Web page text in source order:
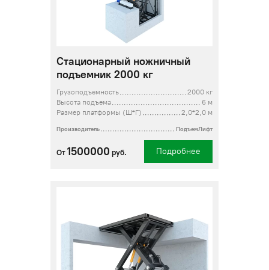
Стационарный ножничный
подъемник 2000 кг
Грузоподъемность
2000 кг
Высота подъема
6 м
Размер платформы (Ш*Г)
2,0*2,0 м
Производитель ПодъемЛифт
От 1500000 руб. Подробнее